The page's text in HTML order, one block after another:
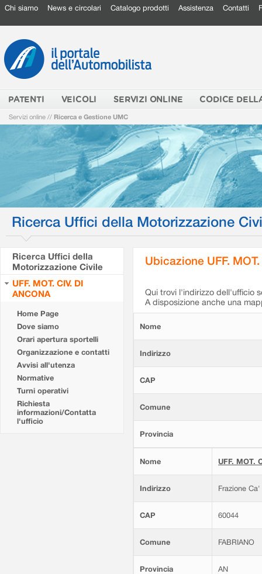
Chi siamo News e circolari Catalogo prodotti Assistenza Contatti
PATENTI VEICOLI SERVIZI ONLINE CODICE
Servizi online // Ricerca e Gestione UMC
Ricerca Uffici della Motorizzazione
Ricerca Uffici della
Motorizzazione Civile
UFF. MOT. CIV. DI
ANCONA
Home Page
Dove siamo
Orari apertura sportelli
Organizzazione e contatti
Avvisi all'utenza
Normative
Turni operativi
Richiesta
informazioni/Contatta
l'ufficio
Ubicazione UFF.
Qui trovi l'indirizzo dell'ufficio
A disposizione anche una
Nome
Indirizzo
CAP
Comune
Provincia
Nome UFF. MOT.
Indirizzo Frazione
CAP 60044
Comune FABRIANO
Provincia AN